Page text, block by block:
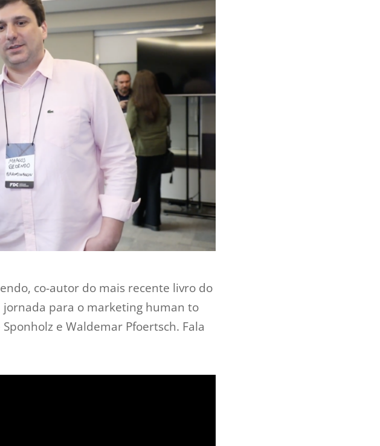
co-autor do mais recente livro do
jornada para o marketing human to
e Waldemar Pfoertsch. Fala